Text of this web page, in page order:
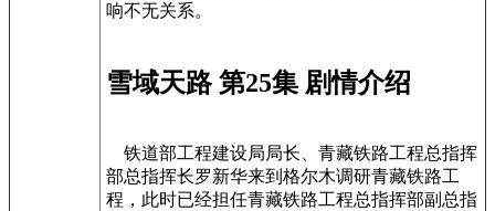
响不无关系。
雪域天路 第25集 剧情介绍
铁道部工程建设局局长、青藏铁路工程总指挥
部总指挥长罗新华来到格尔木调研青藏铁路工
程，此时已经担任青藏铁路工程总指挥部副总指